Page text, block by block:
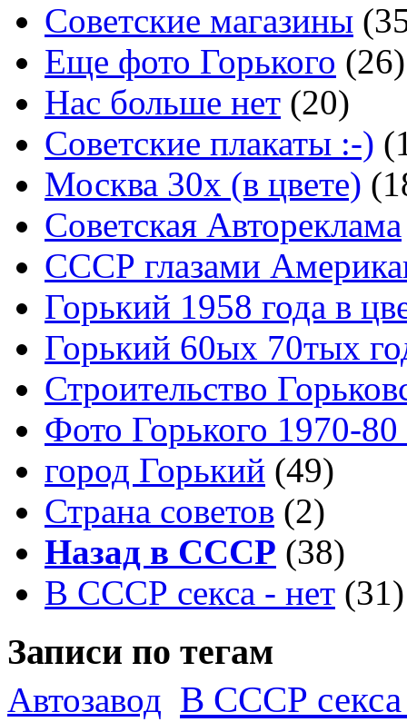
Советские магазины
Еще фото Горького (26)
Нас больше нет (20)
Советские плакаты :-)
Москва 30x (в цвете)
Советская Автореклама
СССР глазами
Горький 1958 года в
Горький 60ых 70тых
Строительство
Фото Горького 1970-80
город Горький (49)
Страна советов (2)
Назад в СССР (38)
В СССР секса - нет (31)
Записи по тегам
Автозавод В СССР секса